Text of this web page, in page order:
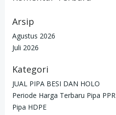
Arsip
Agustus 2026
Juli 2026
Kategori
JUAL PIPA BESI DAN HOLO
Periode Harga Terbaru Pipa PPR
Pipa HDPE